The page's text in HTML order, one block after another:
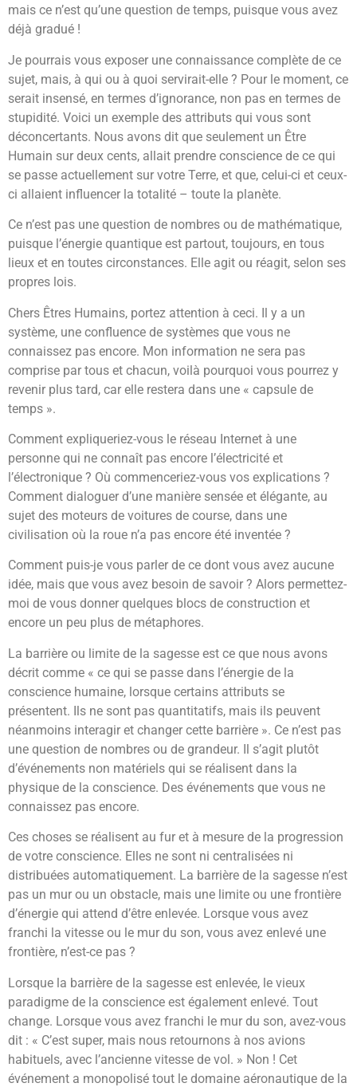
mais ce n’est qu’une question de temps, puisque vous avez
déjà gradué !
Je pourrais vous exposer une connaissance complète de ce
sujet, mais, à qui ou à quoi servirait-elle ? Pour le moment, ce
serait insensé, en termes d’ignorance, non pas en termes de
stupidité. Voici un exemple des attributs qui vous sont
déconcertants. Nous avons dit que seulement un Être
Humain sur deux cents, allait prendre conscience de ce qui
se passe actuellement sur votre Terre, et que, celui-ci et ceux-
ci allaient influencer la totalité – toute la planète.
Ce n’est pas une question de nombres ou de mathématique,
puisque l’énergie quantique est partout, toujours, en tous
lieux et en toutes circonstances. Elle agit ou réagit, selon ses
propres lois.
Chers Êtres Humains, portez attention à ceci. Il y a un
système, une confluence de systèmes que vous ne
connaissez pas encore. Mon information ne sera pas
comprise par tous et chacun, voilà pourquoi vous pourrez y
revenir plus tard, car elle restera dans une « capsule de
temps ».
Comment expliqueriez-vous le réseau Internet à une
personne qui ne connaît pas encore l’électricité et
l’électronique ? Où commenceriez-vous vos explications ?
Comment dialoguer d’une manière sensée et élégante, au
sujet des moteurs de voitures de course, dans une
civilisation où la roue n’a pas encore été inventée ?
Comment puis-je vous parler de ce dont vous avez aucune
idée, mais que vous avez besoin de savoir ? Alors permettez-
moi de vous donner quelques blocs de construction et
encore un peu plus de métaphores.
La barrière ou limite de la sagesse est ce que nous avons
décrit comme « ce qui se passe dans l’énergie de la
conscience humaine, lorsque certains attributs se
présentent. Ils ne sont pas quantitatifs, mais ils peuvent
néanmoins interagir et changer cette barrière ». Ce n’est pas
une question de nombres ou de grandeur. Il s’agit plutôt
d’événements non matériels qui se réalisent dans la
physique de la conscience. Des événements que vous ne
connaissez pas encore.
Ces choses se réalisent au fur et à mesure de la progression
de votre conscience. Elles ne sont ni centralisées ni
distribuées automatiquement. La barrière de la sagesse n’est
pas un mur ou un obstacle, mais une limite ou une frontière
d’énergie qui attend d’être enlevée. Lorsque vous avez
franchi la vitesse ou le mur du son, vous avez enlevé une
frontière, n’est-ce pas ?
Lorsque la barrière de la sagesse est enlevée, le vieux
paradigme de la conscience est également enlevé. Tout
change. Lorsque vous avez franchi le mur du son, avez-vous
dit : « C’est super, mais nous retournons à nos avions
habituels, avec l’ancienne vitesse de vol. » Non ! Cet
événement a monopolisé tout le domaine aéronautique de la